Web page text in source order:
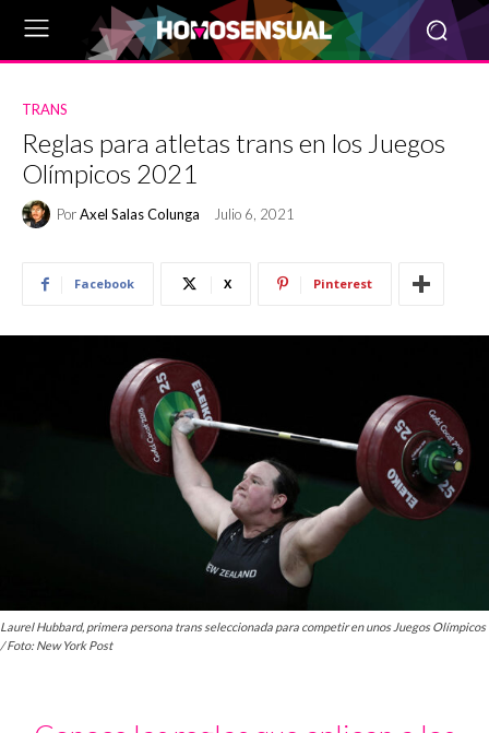
TRANS
Reglas para atletas trans en los Juegos
Olímpicos 2021
PorAxel Salas Colunga Julio 6, 2021
Facebook X Pinterest
Laurel Hubbard, primera persona trans seleccionada para competir en unos Juegos Olímpicos
/ Foto: New York Post